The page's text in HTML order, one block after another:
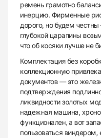
ремень грамотно
инерцию. Фирменные
дорого, но будем
глубокой царапины
что об косяки лучше не
Комплектация без
коллекционную
документов — это
подтверждения
ликвидности золотых
надежная машина,
функционален, а вот
пользоваться виндером,